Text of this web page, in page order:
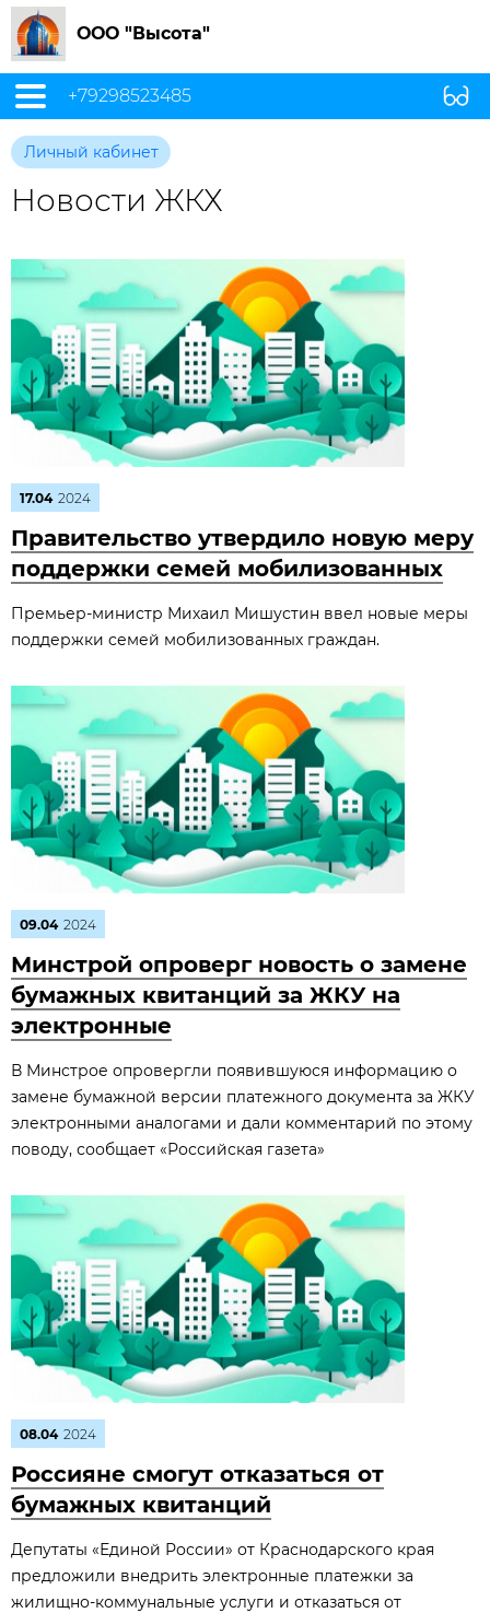
ООО "Высота"
+79298523485
Личный кабинет
Новости ЖКХ
17.04 2024
Правительство утвердило новую меру
поддержки семей мобилизованных
Премьер-министр Михаил Мишустин ввел новые меры
поддержки семей мобилизованных граждан.
09.04 2024
Минстрой опроверг новость о замене
бумажных квитанций за ЖКУ на
электронные
В Минстрое опровергли появившуюся информацию о
замене бумажной версии платежного документа за ЖКУ
электронными аналогами и дали комментарий по этому
поводу, сообщает «Российская газета»
08.04 2024
Россияне смогут отказаться от
бумажных квитанций
Депутаты «Единой России» от Краснодарского края
предложили внедрить электронные платежки за
жилищно-коммунальные услуги и отказаться от